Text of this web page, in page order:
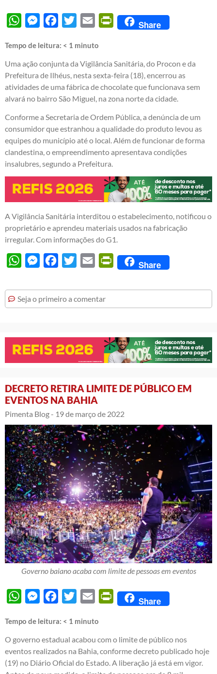
WhatsAppMessengerFacebook
Twitter Email PrintFriendly
Share
Tempo de leitura: < 1 minuto
Uma ação conjunta da Vigilância Sanitária, do Procon e da
Prefeitura de Ilhéus, nesta sexta-feira (18), encerrou as
atividades de uma fábrica de chocolate que funcionava sem
alvará no bairro São Miguel, na zona norte da cidade.
Conforme a Secretaria de Ordem Pública, a denúncia de um
consumidor que estranhou a qualidade do produto levou as
equipes do município até o local. Além de funcionar de forma
clandestina, o empreendimento apresentava condições
insalubres, segundo a Prefeitura.
A Vigilância Sanitária interditou o estabelecimento, notificou o
proprietário e aprendeu materiais usados na fabricação
irregular. Com informações do G1.
WhatsAppMessengerFacebook
Twitter Email PrintFriendly
Share
Seja o primeiro a comentar
DECRETO RETIRA LIMITE DE PÚBLICO EM
EVENTOS NA BAHIA
Pimenta Blog - 19 de março de 2022
Governo baiano acaba com limite de pessoas em eventos
WhatsAppMessengerFacebook
Twitter Email PrintFriendly
Share
Tempo de leitura: < 1 minuto
O governo estadual acabou com o limite de público nos
eventos realizados na Bahia, conforme decreto publicado hoje
(19) no Diário Oficial do Estado. A liberação já está em vigor.